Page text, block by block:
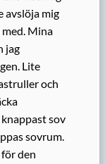
avslöja mig
Mina
jag
Lite
och
sov
sovrum.
den